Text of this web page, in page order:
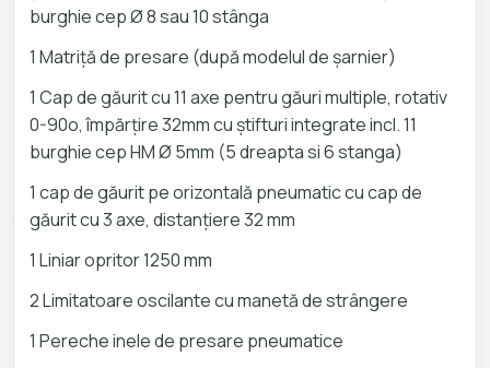
burghie cep Ø 8 sau 10 stânga
1 Matriță de presare (după modelul de șarnier)
1 Cap de găurit cu 11 axe pentru găuri multiple, rotativ
0-90o, împărțire 32mm cu știfturi integrate incl. 11
burghie cep HM Ø 5mm (5 dreapta si 6 stanga)
1 cap de găurit pe orizontală pneumatic cu cap de
găurit cu 3 axe, distanțiere 32 mm
1 Liniar opritor 1250 mm
2 Limitatoare oscilante cu manetă de strângere
1 Pereche inele de presare pneumatice